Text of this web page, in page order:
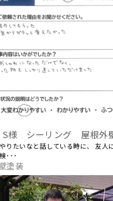
様 シーリング 屋根外
りたいなと話している時に、 友人
･･･
塗装